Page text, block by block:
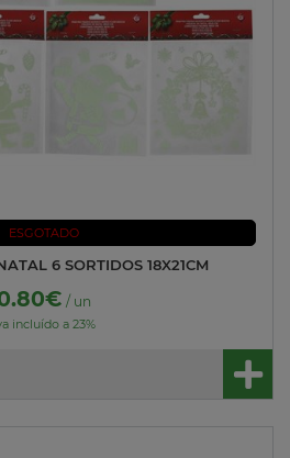
ESGOTADO
6 SORTIDOS 18X21CM
/ un
incluído a 23%